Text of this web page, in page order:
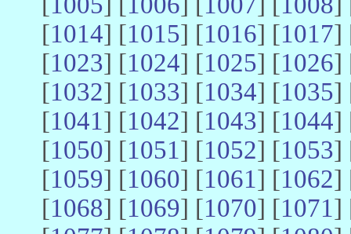
[1014] [1015] [1016] [1017]
[1023] [1024] [1025] [1026]
[1032] [1033] [1034] [1035]
[1041] [1042] [1043] [1044]
[1050] [1051] [1052] [1053]
[1059] [1060] [1061] [1062]
[1068] [1069] [1070] [1071]